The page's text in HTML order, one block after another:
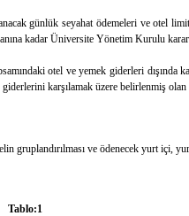
günlük seyahat ödemeleri ve otel
kadar Üniversite Yönetim Kurulu
otel ve yemek giderleri
giderlerini karşılamak üzere belirlenmiş
gruplandırılması ve ödenecek yurt içi,
Tablo:1